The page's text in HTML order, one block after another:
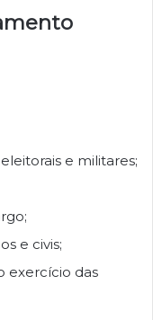
e militares;
e civis;
exercício das